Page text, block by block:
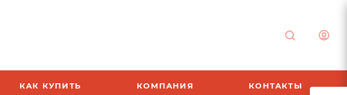
КАК КУПИТЬ КОМПАНИЯ КОНТАКТЫ